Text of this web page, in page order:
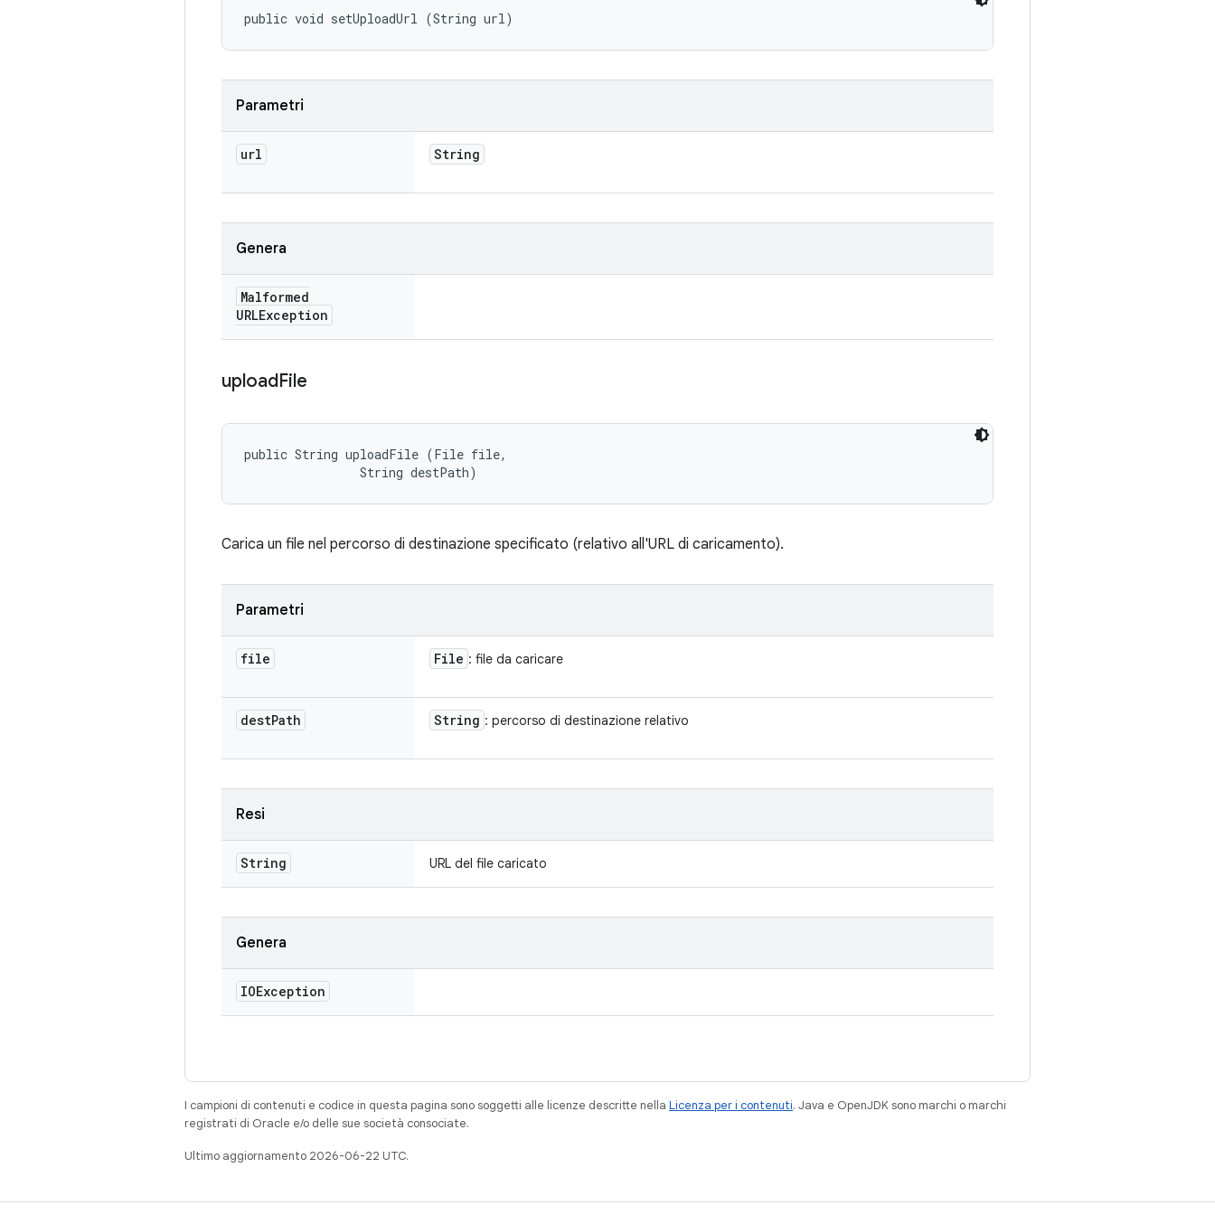
public void setUploadUrl (String url)
Parametri
url String
Genera
Malformed
URLException
uploadFile
public String uploadFile (File file,
                String destPath)
Carica un file nel percorso di destinazione specificato (relativo all'URL di caricamento).
Parametri
file File : file da caricare
destPath String : percorso di destinazione relativo
Resi
String URL del file caricato
Genera
IOException
I campioni di contenuti e codice in questa pagina sono soggetti alle licenze descritte nella Licenza per i contenuti. Java e OpenJDK sono marchi o marchi
registrati di Oracle e/o delle sue società consociate.
Ultimo aggiornamento 2026-06-22 UTC.